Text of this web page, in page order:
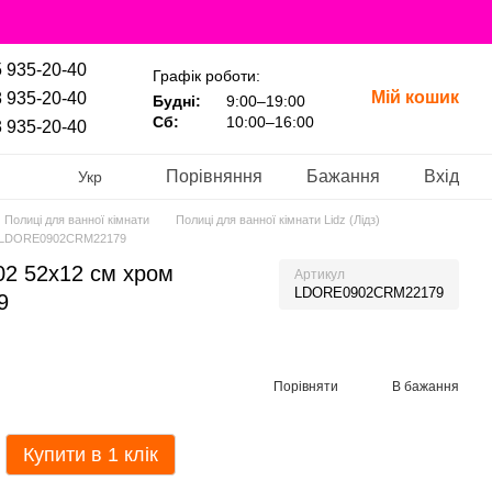
935-20-40
935-20-40
935-20-40
Графік роботи:
Будні:
9:00–19:00
Сб:
10:00–16:00
Мій кошик
Укр Порівняння Бажання Вхід
Полиці для ванної кімнати
Полиці для ванної кімнати Lidz (Лідз)
52х12 см хром
Артикул
LDORE0902CRM22179
Порівняти В бажання
Купити в 1 клік